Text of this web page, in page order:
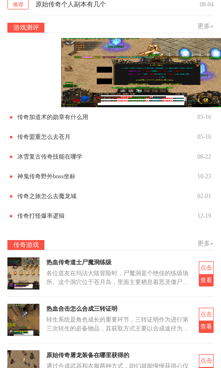
推荐 原始传奇个人副本有几个 08-04
游戏测评 更多»
传奇加道术的勋章有什么用 05-16
传奇盟重怎么去苍月 05-16
冰雪复古传奇技能在哪学 08-22
神鬼传奇野外boss坐标 10-23
传奇之旅怎么去魔龙城 02-01
传奇打怪爆率逻辑 12-19
传奇游戏 更多»
热血传奇道士尸魔洞练级
各位道友在玛法大陆冒险时，尸魔洞是个绝佳的练级场
所。这个洞穴位于苍月岛，里面主要栖息着恶灵僵尸和
点击
查看
热血合击怎么合成三转证明
转生系统是角色成长的重要环节，三转证明作为进行第
三次转生的必备物品，其获取方式主要以合成途径为
点击
查看
原始传奇屠龙装备在哪里获得的
通过合成武器和衣服两种方式，咱们就能慢慢获得心仪
点击